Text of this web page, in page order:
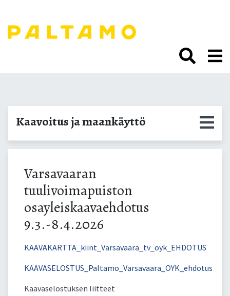
Varsavaaran kaava-
aineisto
Kaavoitus ja maankäyttö
Varsavaaran
tuulivoimapuiston
osayleiskaavaehdotus
9.3.-8.4.2026
KAAVAKARTTA_kiint_Varsavaara_tv_oyk_EHDOTUS
KAAVASELOSTUS_Paltamo_Varsavaara_OYK_ehdotus
Kaavaselostuksen liitteet